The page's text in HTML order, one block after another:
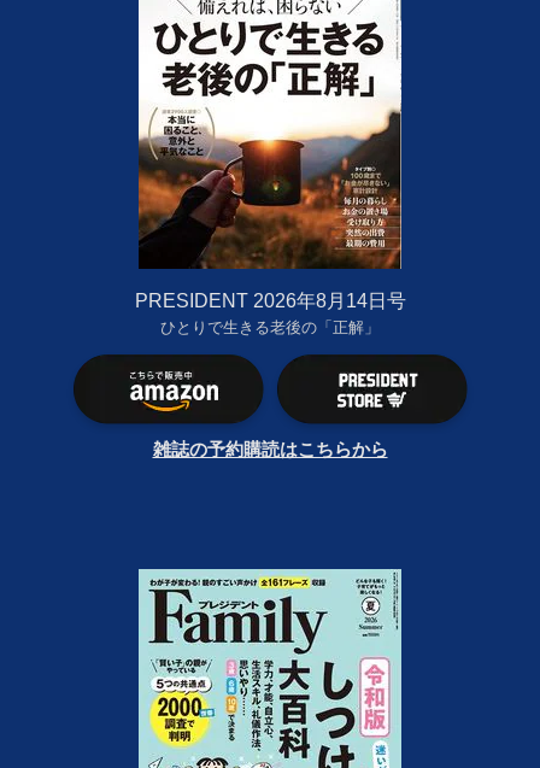
PRESIDENT 2026年8月14日号
ひとりで生きる老後の「正解」
雑誌の予約購読はこちらから